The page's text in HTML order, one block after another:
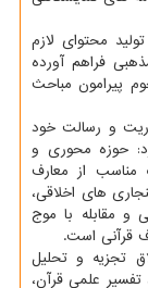
محتوای لازم
فراهم آورده
پیرامون مباحث
و رسالت خود
حوزه محوری و
از معارف
های اخلاقی،
و مقابله با موج
قرآنی است.
تجزیه و تحلیل
علمی قرآن،